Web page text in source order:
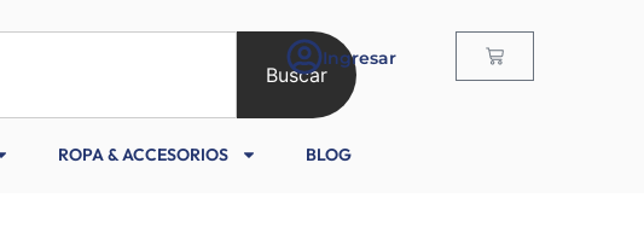
Buscar
Ingresar
ROPA & ACCESORIOS BLOG